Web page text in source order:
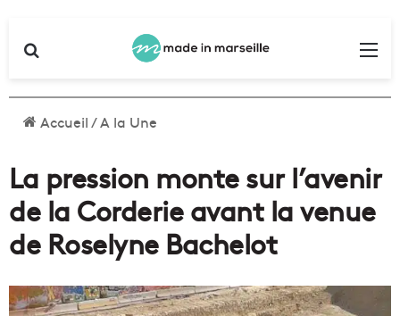
Accueil/A la Une
La pression monte sur l’avenir
de la Corderie avant la venue
de Roselyne Bachelot